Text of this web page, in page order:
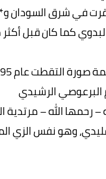
في شرق السودان
كما كان قبل
التقطت عام 1995م للشيخ
الرشيدي
رحمها الله – مرتدية
وهو نفس الزي